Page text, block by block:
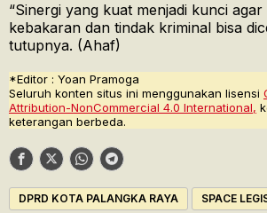
“Sinergi yang kuat menjadi kunci
kebakaran dan tindak kriminal bisa
tutupnya. (Ahaf)
*Editor : Yoan Pramoga
Seluruh konten situs ini menggunakan lisensi
Attribution-NonCommercial 4.0 International,
keterangan berbeda.
DPRD KOTA PALANGKA RAYA SPACE